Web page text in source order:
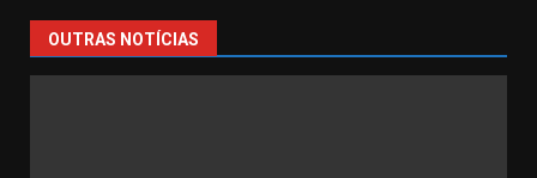
OUTRAS NOTÍCIAS